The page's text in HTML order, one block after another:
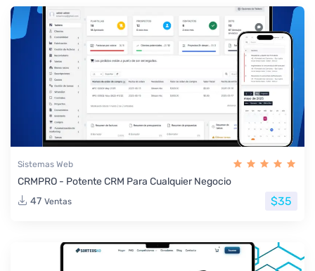
Sistemas Web
CRMPRO - Potente CRM Para Cualquier Negocio
47 Ventas $35